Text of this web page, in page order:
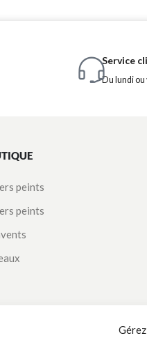
Service
Du lundi ou
peints
peints